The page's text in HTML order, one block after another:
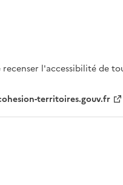
l'accessibilité de
territoires.gouv.fr